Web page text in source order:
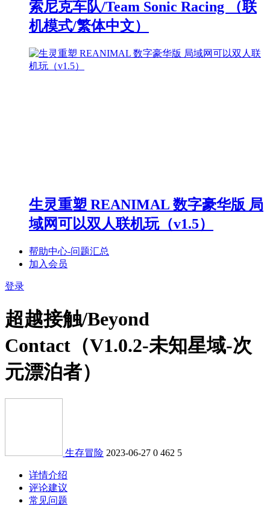
索尼克车队/Team Sonic Racing （联
机模式/繁体中文）
生灵重塑 REANIMAL 数字豪华版 局
域网可以双人联机玩（v1.5）
帮助中心-问题汇总
加入会员
登录
超越接触/Beyond
Contact（V1.0.2-未知星域-次
元漂泊者）
生存冒险 2023-06-27 0 462 5
详情介绍
评论建议
常见问题